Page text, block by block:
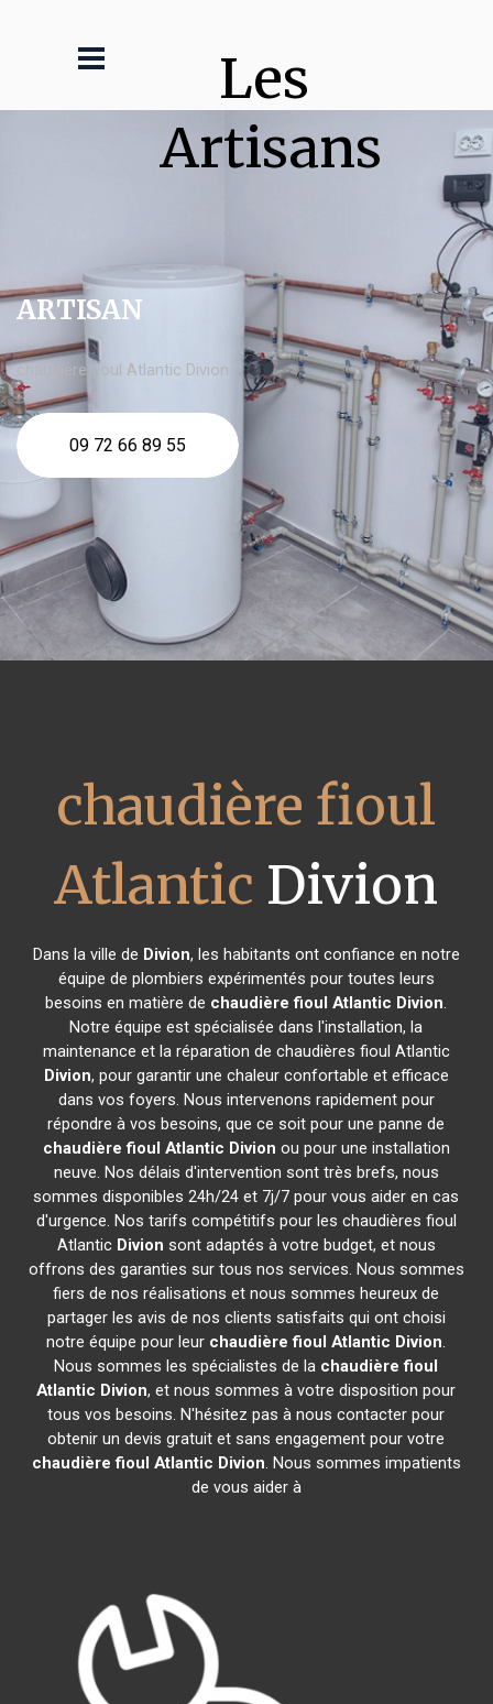
Les
Artisans
ARTISAN
chaudière fioul Atlantic Divion
09 72 66 89 55
chaudière fioul
Atlantic Divion
Dans la ville de Divion, les habitants ont confiance en notre
équipe de plombiers expérimentés pour toutes leurs
besoins en matière de chaudière fioul Atlantic Divion.
Notre équipe est spécialisée dans l'installation, la
maintenance et la réparation de chaudières fioul Atlantic
Divion, pour garantir une chaleur confortable et efficace
dans vos foyers. Nous intervenons rapidement pour
répondre à vos besoins, que ce soit pour une panne de
chaudière fioul Atlantic Divion ou pour une installation
neuve. Nos délais d'intervention sont très brefs, nous
sommes disponibles 24h/24 et 7j/7 pour vous aider en cas
d'urgence. Nos tarifs compétitifs pour les chaudières fioul
Atlantic Divion sont adaptés à votre budget, et nous
offrons des garanties sur tous nos services. Nous sommes
fiers de nos réalisations et nous sommes heureux de
partager les avis de nos clients satisfaits qui ont choisi
notre équipe pour leur chaudière fioul Atlantic Divion.
Nous sommes les spécialistes de la chaudière fioul
Atlantic Divion, et nous sommes à votre disposition pour
tous vos besoins. N'hésitez pas à nous contacter pour
obtenir un devis gratuit et sans engagement pour votre
chaudière fioul Atlantic Divion. Nous sommes impatients
de vous aider à